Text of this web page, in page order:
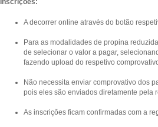
Inscrições:
A decorrer online através do botão
Para as modalidades de propina
de selecionar o valor a pagar,
fazendo upload do respetivo
Não necessita enviar comprovativo dos
pois eles são enviados diretamente pela
As inscrições ficam confirmadas com a